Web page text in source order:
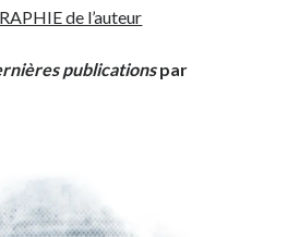
de l’auteur
publicationspar